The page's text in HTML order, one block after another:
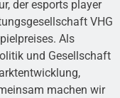
der esports player
VHG
Als
und Gesellschaft
machen wir